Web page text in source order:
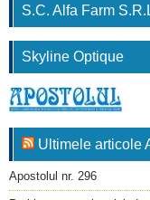
S.C. Alfa Farm
Skyline Optique
Ultimele articole
Apostolul nr. 296